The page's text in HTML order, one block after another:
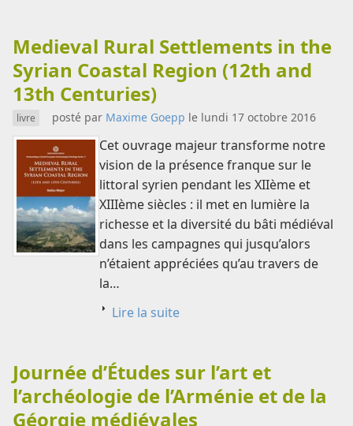
Medieval Rural Settlements in the
Syrian Coastal Region (12th and
13th Centuries)
livre posté par Maxime Goepp le lundi 17 octobre 2016
Cet ouvrage majeur transforme notre
vision de la présence franque sur le
littoral syrien pendant les XIIème et
XIIIème siècles : il met en lumière la
richesse et la diversité du bâti médiéval
dans les campagnes qui jusqu’alors
n’étaient appréciées qu’au travers de
la…
Lire la suite
Journée d’Études sur l’art et
l’archéologie de l’Arménie et de la
Géorgie médiévales